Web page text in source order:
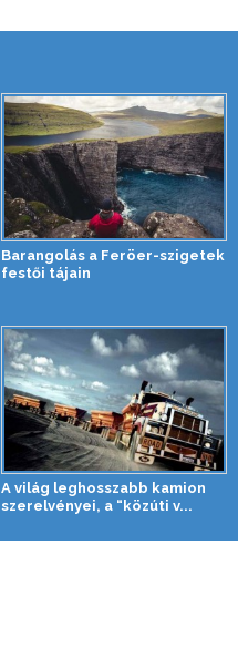
Barangolás a Feröer-szigetek
festői tájain
A világ leghosszabb kamion
szerelvényei, a “közúti v...